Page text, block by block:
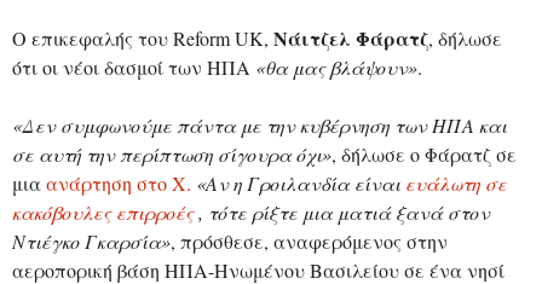
Ο επικεφαλής του Reform UK, Νάιτζελ Φάρατζ, δήλωσε
ότι οι νέοι δασμοί των ΗΠΑ «θα μας βλάψουν».
«Δεν συμφωνούμε πάντα με την κυβέρνηση των ΗΠΑ και
σε αυτή την περίπτωση σίγουρα όχι», δήλωσε ο Φάρατζ σε
μιαανάρτηση στο X. «Αν η Γροιλανδία είναι ευάλωτη σε
κακόβουλες επιρροές, τότε ρίξτε μια ματιά ξανά στον
Ντιέγκο Γκαρσία», πρόσθεσε, αναφερόμενος στην
αεροπορική βάση ΗΠΑ-Ηνωμένου Βασιλείου σε ένα νησί